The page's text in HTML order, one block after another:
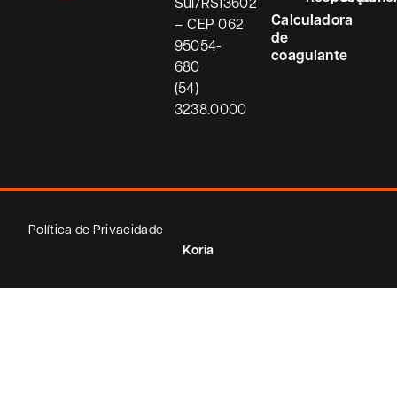
– CEP
95054-
680
(54)
3238.0000
062
Calculadora
de
coagulante
Política de Privacidade
Koria